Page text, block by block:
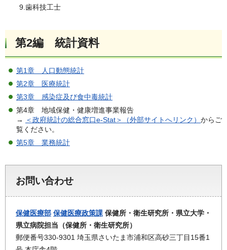
9.歯科技工士
第2編 統計資料
第1章 人口動態統計
第2章 医療統計
第3章 感染症及び食中毒統計
第4章 地域保健・健康増進事業報告
→
＜政府統計の総合窓口e-Stat＞（外部サイトへリンク） からご
覧ください。
第5章 業務統計
お問い合わせ
保健医療部 保健医療政策課 保健所・衛生研究所・県立大学・
県立病院担当（保健所・衛生研究所）
郵便番号330-9301 埼玉県さいたま市浦和区高砂三丁目15番1